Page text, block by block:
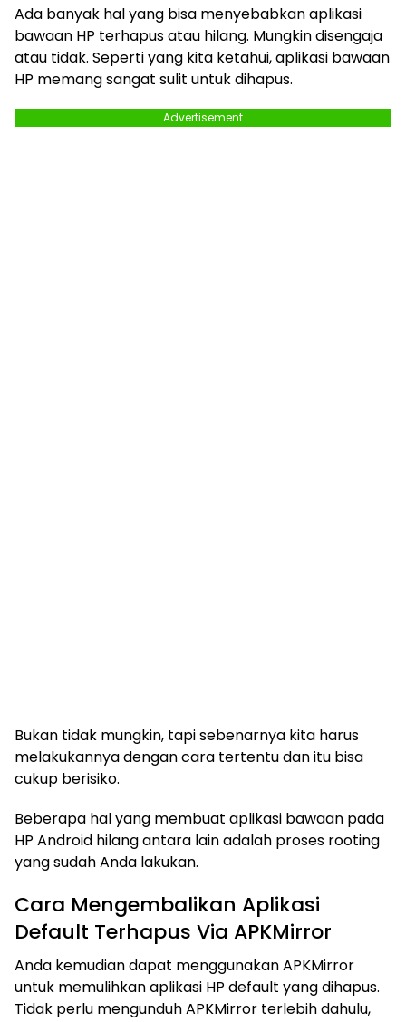
Ada banyak hal yang bisa menyebabkan aplikasi
bawaan HP terhapus atau hilang. Mungkin disengaja
atau tidak. Seperti yang kita ketahui, aplikasi bawaan
HP memang sangat sulit untuk dihapus.
Advertisement
Bukan tidak mungkin, tapi sebenarnya kita harus
melakukannya dengan cara tertentu dan itu bisa
cukup berisiko.
Beberapa hal yang membuat aplikasi bawaan pada
HP Android hilang antara lain adalah proses rooting
yang sudah Anda lakukan.
Cara Mengembalikan Aplikasi
Default Terhapus Via APKMirror
Anda kemudian dapat menggunakan APKMirror
untuk memulihkan aplikasi HP default yang dihapus.
Tidak perlu mengunduh APKMirror terlebih dahulu,